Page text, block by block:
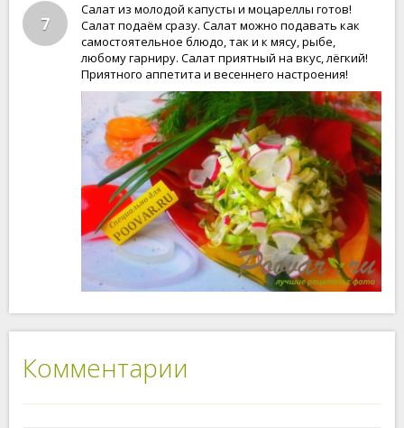
7
Салат из молодой капусты и моцареллы готов!
Салат подаём сразу. Салат можно подавать как
самостоятельное блюдо, так и к мясу, рыбе,
любому гарниру. Салат приятный на вкус, лёгкий!
Приятного аппетита и весеннего настроения!
Комментарии